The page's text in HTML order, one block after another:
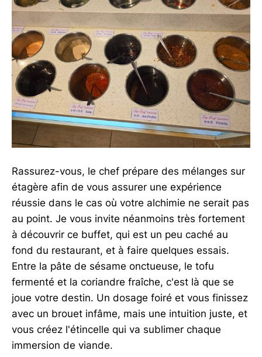
Rassurez-vous, le chef prépare des mélanges sur
étagère afin de vous assurer une expérience
réussie dans le cas où votre alchimie ne serait pas
au point. Je vous invite néanmoins très fortement
à découvrir ce buffet, qui est un peu caché au
fond du restaurant, et à faire quelques essais.
Entre la pâte de sésame onctueuse, le tofu
fermenté et la coriandre fraîche, c'est là que se
joue votre destin. Un dosage foiré et vous finissez
avec un brouet infâme, mais une intuition juste, et
vous créez l'étincelle qui va sublimer chaque
immersion de viande.